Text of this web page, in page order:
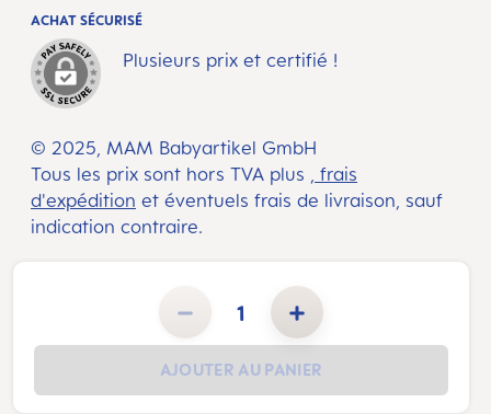
Quantité de produit : Entrez la quantité souhaitée ou utilisez les boutons pour augmenter ou diminuer la
AJOUTER AU PANIER
© 2025, MAM Babyartikel GmbH
Tous les prix sont hors TVA plus , frais
d'expédition et éventuels frais de livraison, sauf
indication contraire.
ACHAT SÉCURISÉ
Plusieurs prix et certifié !